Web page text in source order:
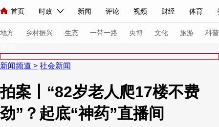
首页 时政 新闻 评论 视频 财经 体育
人民领袖习近平 联播+ 中国领导人 央视快评 习式妙语
直播 栏目大全 节目单 听音 微视频 主持人
海外频道 iPanda English Монгол
地方 乡村振兴 生态 一带一路 央博 文化 旅游 科普
总台春晚 网络春晚
新闻 国内 国际 评论 经济 军事
新闻频道 > 社会新闻
拍案丨“82岁老人爬17楼不费
劲”？起底“神药”直播间